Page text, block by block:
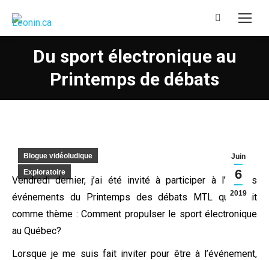
Recherche
:
Du sport électronique au
Printemps de débats
Juin
6
2019
Blogue vidéoludique
Exploratoire
Vendredi dernier, j’ai été invité à participer à l’un des
événements du Printemps des débats MTL qui avait
comme thème : Comment propulser le sport électronique
au Québec?
Lorsque je me suis fait inviter pour être à l’événement,